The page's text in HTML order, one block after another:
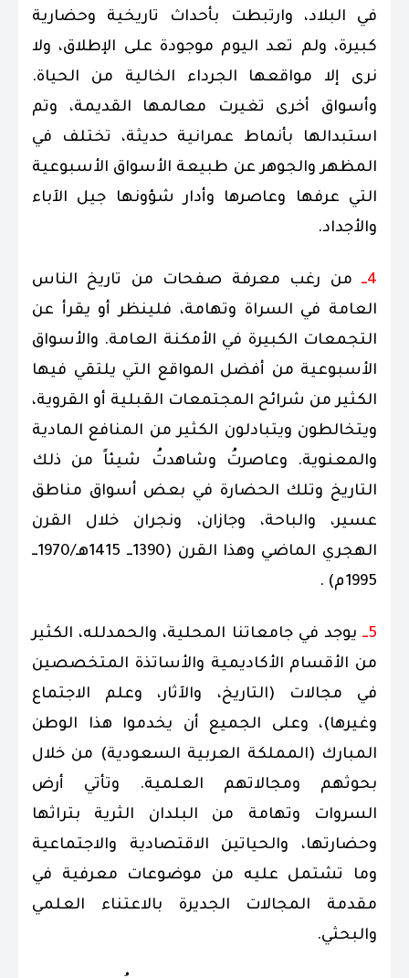
في البلاد، وارتبطت بأحداث تاريخية وحضارية
كبيرة، ولم تعد اليوم موجودة على الإطلاق، ولا
نرى إلا مواقعها الجرداء الخالية من الحياة.
وأسواق أخرى تغيرت معالمها القديمة، وتم
استبدالها بأنماط عمرانية حديثة، تختلف في
المظهر والجوهر عن طبيعة الأسواق الأسبوعية
التي عرفها وعاصرها وأدار شؤونها جيل الآباء
والأجداد.
4ــ
من رغب معرفة صفحات من تاريخ الناس
العامة في السراة وتهامة، فلينظر أو يقرأ عن
التجمعات الكبيرة في الأمكنة العامة. والأسواق
الأسبوعية من أفضل المواقع التي يلتقي فيها
الكثير من شرائح المجتمعات القبلية أو القروية،
ويتخالطون ويتبادلون الكثير من المنافع المادية
والمعنوية. وعاصرتُ وشاهدتُ شيئاً من ذلك
التاريخ وتلك الحضارة في بعض أسواق مناطق
عسير، والباحة، وجازان، ونجران خلال القرن
الهجري الماضي وهذا القرن (1390ــ 1415هـ/1970ــ
1995م) .
5ــ
يوجد في جامعاتنا المحلية، والحمدلله، الكثير
من الأقسام الأكاديمية والأساتذة المتخصصين
في مجالات (التاريخ، والآثار، وعلم الاجتماع
وغيرها)، وعلى الجميع أن يخدموا هذا الوطن
المبارك (المملكة العربية السعودية) من خلال
بحوثهم ومجالاتهم العلمية. وتأتي أرض
السروات وتهامة من البلدان الثرية بتراثها
وحضارتها، والحياتين الاقتصادية والاجتماعية
وما تشتمل عليه من موضوعات معرفية في
مقدمة المجالات الجديرة بالاعتناء العلمي
والبحثي.